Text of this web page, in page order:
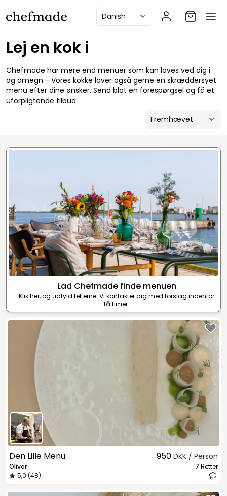
Lej en kok i
Chefmade har mere end menuer som kan laves ved dig i
og omegn - Vores kokke laver også gerne en skræddersyet
menu efter dine ønsker. Send blot en forespørgsel og få et
uforpligtende tilbud.
Lad Chefmade finde menuen
Klik her, og udfyld felterne. Vi kontakter dig med forslag indenfor
få timer.
Den Lille Menu
Oliver
5,0 (48)
950 DKK / Person
7 Retter